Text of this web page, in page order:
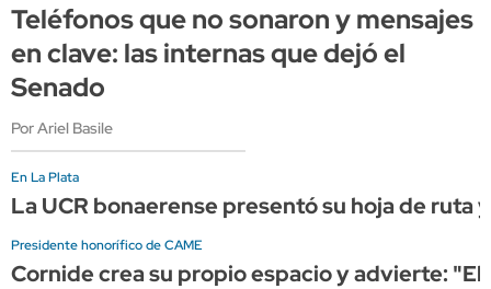
Teléfonos que no sonaron y mensajes
en clave: las internas que dejó el
Senado
Por Ariel Basile
En La Plata
La UCR bonaerense presentó su hoja de ruta
Presidente honorífico de CAME
Cornide crea su propio espacio y advierte: